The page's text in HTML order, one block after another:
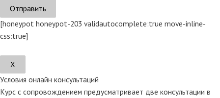
[honeypot honeypot-203 validautocomplete:true move-inline-
css:true]
Х
Условия онлайн консультаций
Курс с сопровождением предусматривает две консультации в